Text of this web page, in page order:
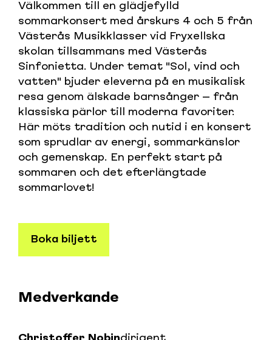
Välkommen till en glädjefylld
sommarkonsert med årskurs 4 och 5 från
Västerås Musikklasser vid Fryxellska
skolan tillsammans med Västerås
Sinfonietta. Under temat "Sol, vind och
vatten" bjuder eleverna på en musikalisk
resa genom älskade barnsånger – från
klassiska pärlor till moderna favoriter.
Här möts tradition och nutid i en konsert
som sprudlar av energi, sommarkänslor
och gemenskap. En perfekt start på
sommaren och det efterlängtade
sommarlovet!
Boka biljett
Medverkande